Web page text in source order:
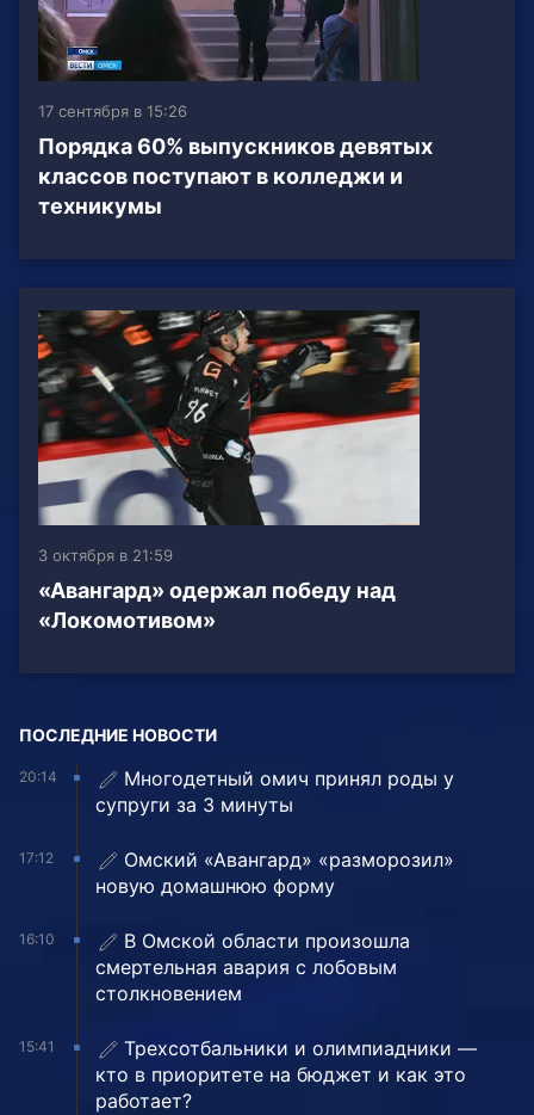
17 сентября в 15:26
Порядка 60% выпускников девятых
классов поступают в колледжи и
техникумы
3 октября в 21:59
«Авангард» одержал победу над
«Локомотивом»
ПОСЛЕДНИЕ НОВОСТИ
20:14
Многодетный омич принял роды у
супруги за 3 минуты
17:12
Омский «Авангард» «разморозил»
новую домашнюю форму
16:10
В Омской области произошла
смертельная авария с лобовым
столкновением
15:41
Трехсотбальники и олимпиадники —
кто в приоритете на бюджет и как это
работает?